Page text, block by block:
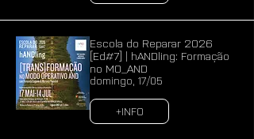
Escola do Reparar 2026
[Ed#7] | hANDling: Formação
no MO_AND
domingo, 17/05
+INFO